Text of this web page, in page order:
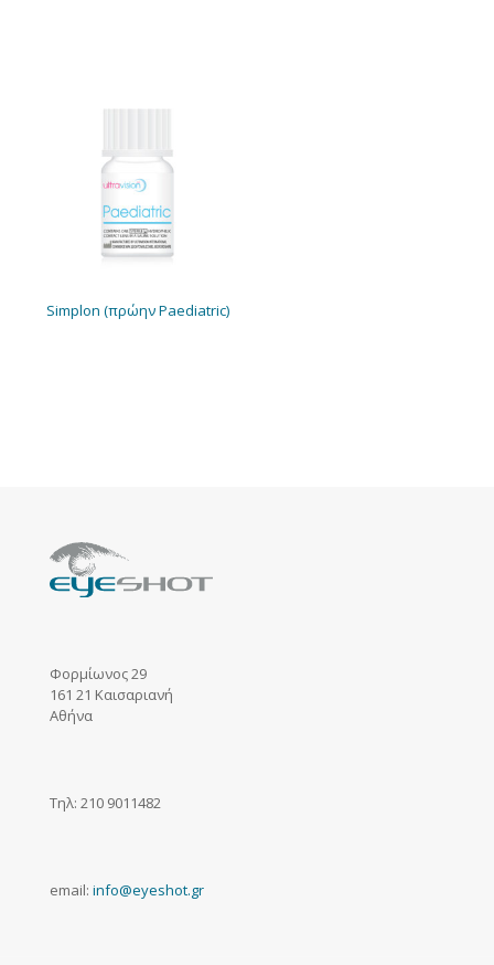
Simplon (πρώην Paediatric)
Φορμίωνος 29
161 21 Καισαριανή
Αθήνα
Τηλ: 210 9011482
email: info@eyeshot.gr